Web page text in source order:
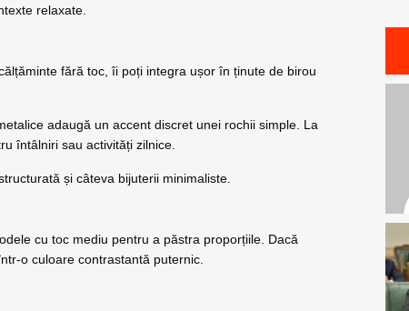
relaxate.
fără toc, îi poți integra ușor în ținute de birou
adaugă un accent discret unei rochii simple. La
întâlniri sau activități zilnice.
și câteva bijuterii minimaliste.
cu toc mediu pentru a păstra proporțiile. Dacă
o culoare contrastantă puternic.